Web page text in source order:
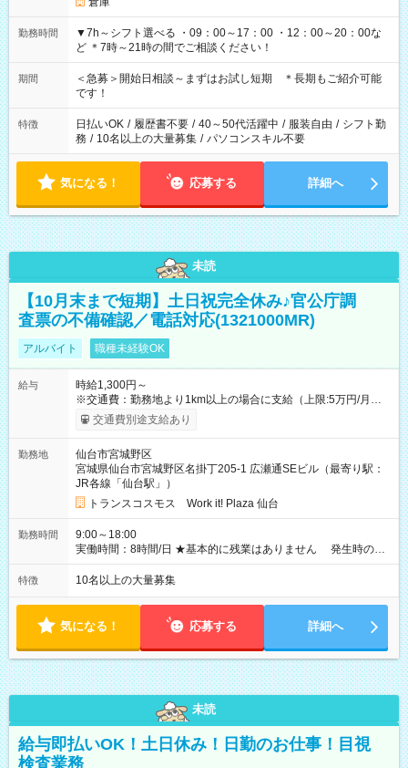
勤務時間
▼7h～シフト選べる ・09：00～17：00 ・12：00～20：00な
ど ＊7時～21時の間でご相談ください！
期間
＜急募＞開始日相談～まずはお試し短期 ＊長期もご紹介可能
です！
特徴 日払いOK / 履歴書不要 / 40～50代活躍中 / 服装自由 / シフト勤
務 / 10名以上の大量募集 / パソコンスキル不要
気になる！ 応募する 詳細へ
未読
【10月末まで短期】土日祝完全休み♪官公庁調
査票の不備確認／電話対応(1321000MR)
アルバイト 職種未経験OK
給与
時給1,300円～
※交通費：勤務地より1km以上の場合に支給（上限:5万円/月・
2,500円/日） ※残業代：残業発生時は1分単位で支給 ※研修中の
給与変動なし ＜ 収入例 ＞ ■週5日勤務の場合… 月収22万8,800
4日勤務の場合… 月収16万6,400円以上可能 ※交通費別途支給
（時給1,300円×8時間×16日） 【試用期間】試用期間なし
交通費別途支給あり
勤務地
仙台市宮城野区
宮城県仙台市宮城野区名掛丁205-1 広瀬通SEビル（最寄り駅：
JR各線「仙台駅」）
トランスコスモス Work it! Plaza 仙台
勤務時間
9:00～18:00
実働時間：8時間/日 ★基本的に残業はありません 発生時の残
業代は1分単位で支給いたします
特徴 10名以上の大量募集
気になる！ 応募する 詳細へ
未読
給与即払いOK！土日休み！日勤のお仕事！目視
検査業務